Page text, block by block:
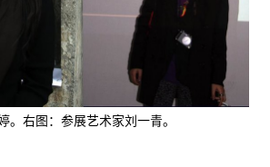
。右图：参展艺术家刘一青。